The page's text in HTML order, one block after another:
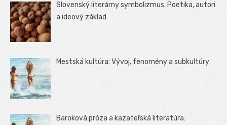
Slovenský literárny symbolizmus: Poetika, autori
a ideový základ
Mestská kultúra: Vývoj, fenomény a subkultúry
Baroková próza a kazateľská literatúra: